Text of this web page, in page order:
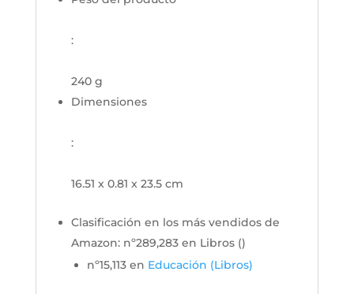
:
240 g
Dimensiones
:
16.51 x 0.81 x 23.5 cm
Clasificación en los más vendidos de
Amazon: nº289,283 en Libros ()
nº15,113 en Educación (Libros)